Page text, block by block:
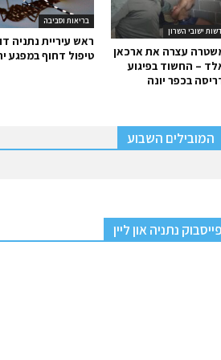
בריאות וסביבה
ראש עיריית נתניה
טיפול דחוף במפגע
ישובי השרון
עצרה את ארכאן
– החשוד בפיגוע
בכפר יונה
המובילים השבוע
פייסבוק נתניה און ליין